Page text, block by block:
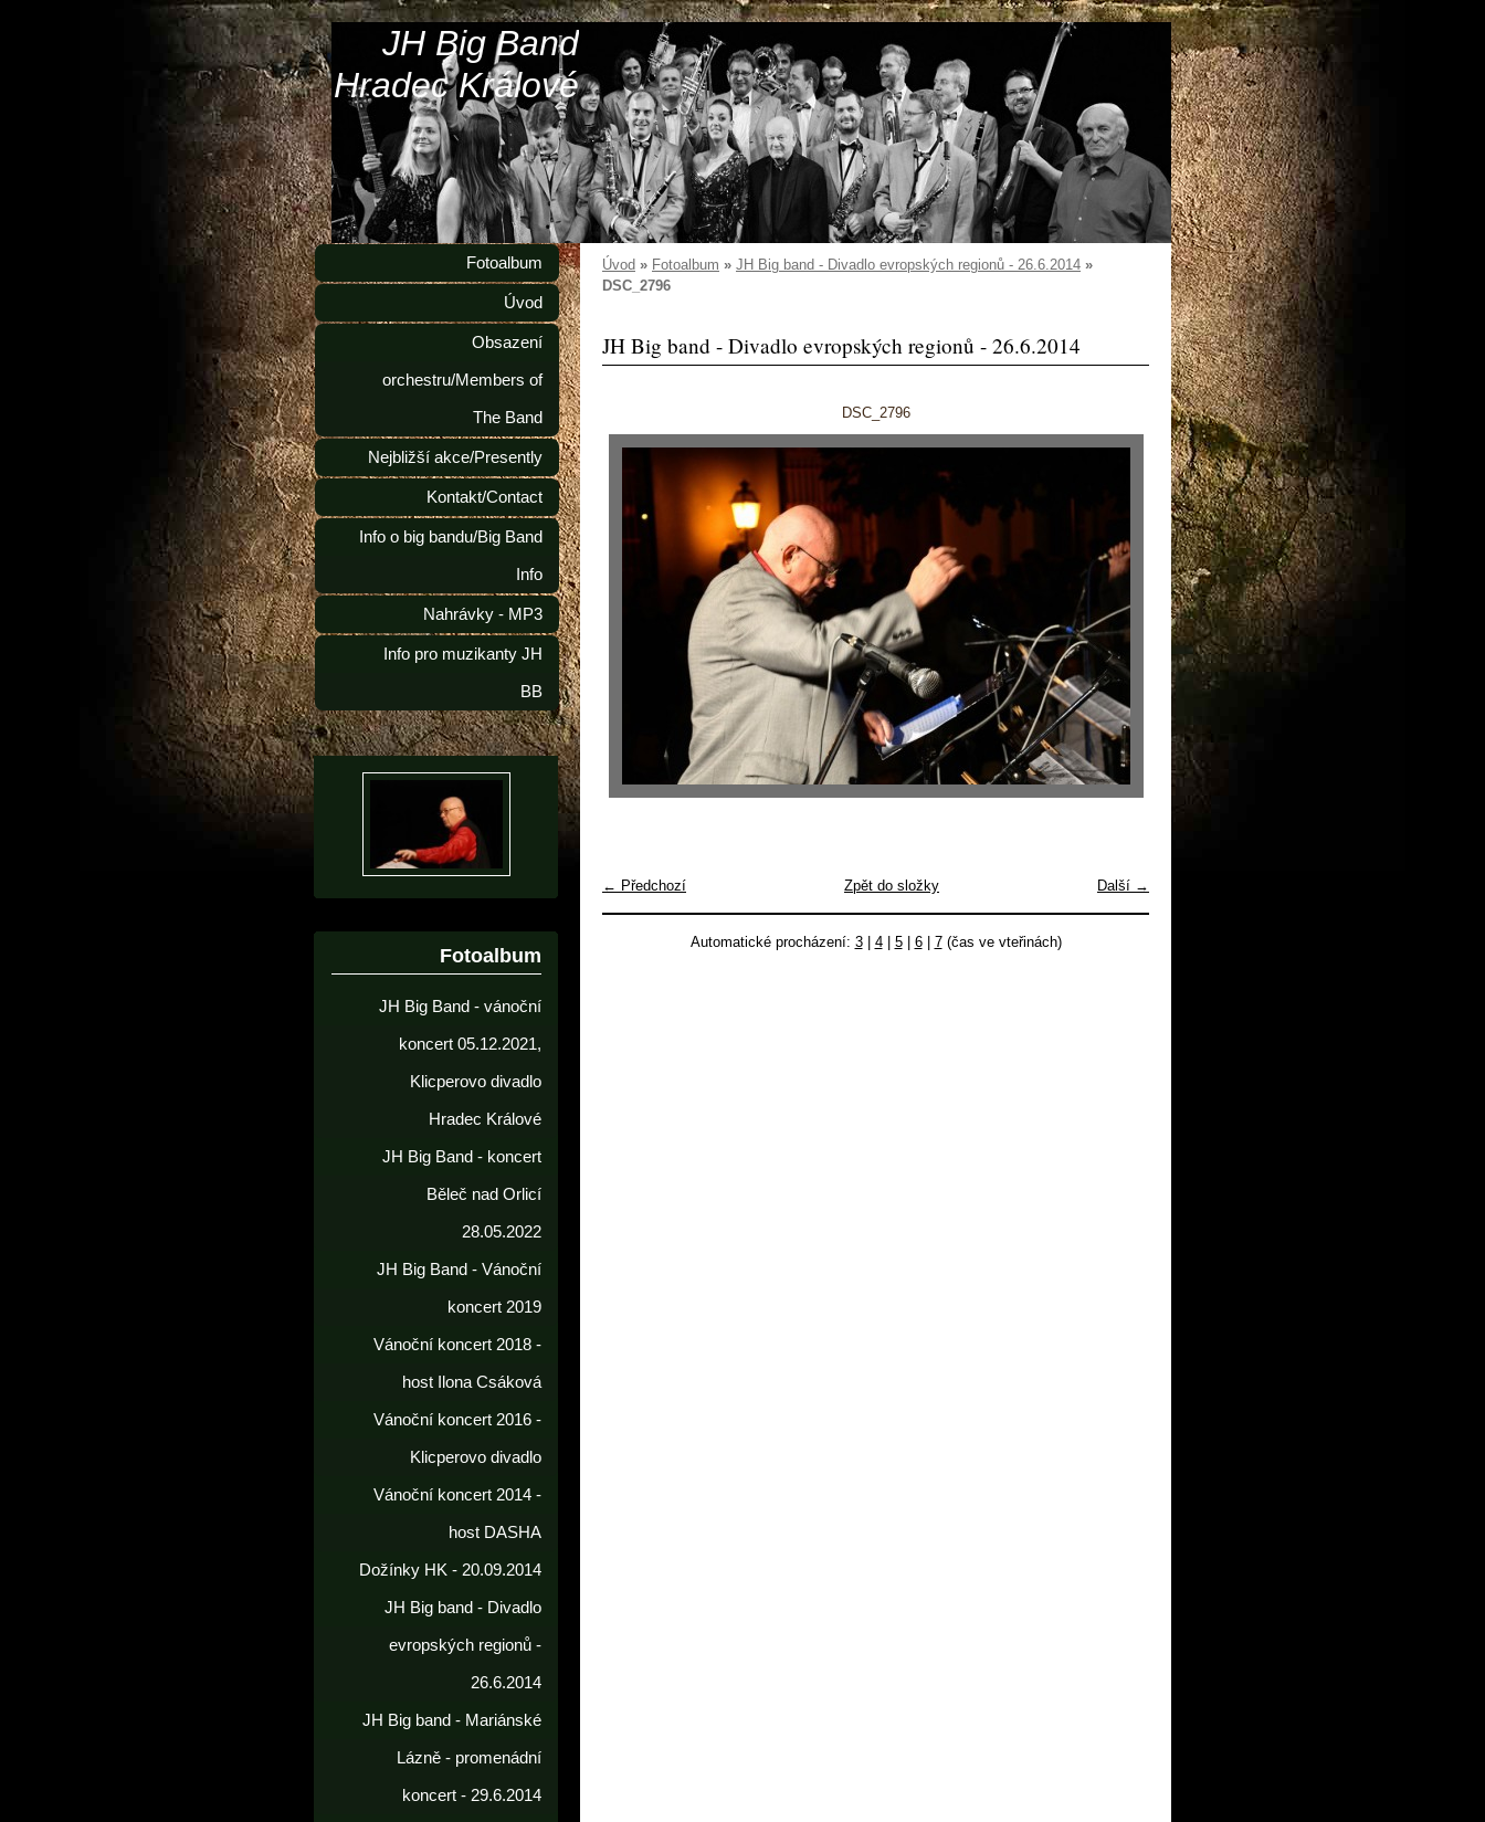
JH Big Band
Hradec Králové
Úvod » Fotoalbum » JH Big band - Divadlo evropských regionů - 26.6.2014 »
DSC_2796
JH Big band - Divadlo evropských regionů - 26.6.2014
DSC_2796
← Předchozí Další →
Zpět do složky
Automatické procházení: 3| 4| 5| 6| 7(čas ve vteřinách)
Fotoalbum
Úvod
Obsazení
orchestru/Members of
The Band
Nejbližší akce/Presently
Kontakt/Contact
Info o big bandu/Big Band
Info
Nahrávky - MP3
Info pro muzikanty JH
BB
Fotoalbum
JH Big Band - vánoční
koncert 05.12.2021,
Klicperovo divadlo
Hradec Králové
JH Big Band - koncert
Běleč nad Orlicí
28.05.2022
JH Big Band - Vánoční
koncert 2019
Vánoční koncert 2018 -
host Ilona Csáková
Vánoční koncert 2016 -
Klicperovo divadlo
Vánoční koncert 2014 -
host DASHA
Dožínky HK - 20.09.2014
JH Big band - Divadlo
evropských regionů -
26.6.2014
JH Big band - Mariánské
Lázně - promenádní
koncert - 29.6.2014